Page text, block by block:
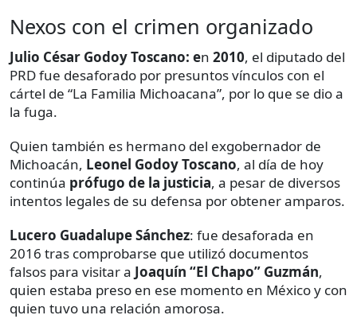
Nexos con el crimen organizado
Julio César Godoy Toscano: en 2010, el diputado del
PRD fue desaforado por presuntos vínculos con el
cártel de “La Familia Michoacana”, por lo que se dio a
la fuga.
Quien también es hermano del exgobernador de
Michoacán, Leonel Godoy Toscano, al día de hoy
continúa prófugo de la justicia, a pesar de diversos
intentos legales de su defensa por obtener amparos.
Lucero Guadalupe Sánchez: fue desaforada en
2016 tras comprobarse que utilizó documentos
falsos para visitar a Joaquín “El Chapo” Guzmán,
quien estaba preso en ese momento en México y con
quien tuvo una relación amorosa.